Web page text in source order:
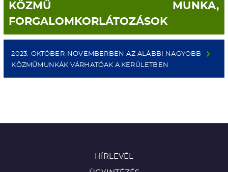
KÖZMŰ MUNKA,
FORGALOMKORLÁTOZÁSOK
2023. OKTÓBER-NOVEMBERBEN AZ ALÁBBI NAGYOBB
KÖZMŰMUNKÁK VÁRHATÓAK A KERÜLETBEN
HÍRLEVÉL